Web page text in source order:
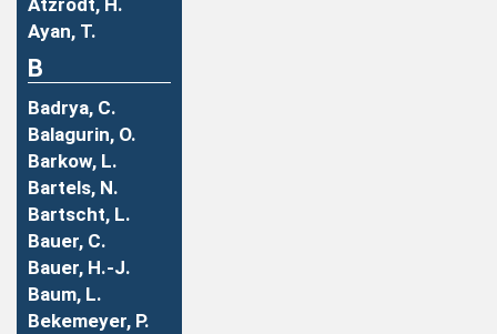
Atzrodt, H.
Ayan, T.
B
Badrya, C.
Balagurin, O.
Barkow, L.
Bartels, N.
Bartscht, L.
Bauer, C.
Bauer, H.-J.
Baum, L.
Bekemeyer, P.